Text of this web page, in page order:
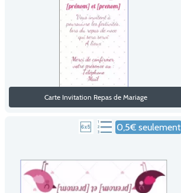
Carte Invitation Repas de Mariage
0,5€ seulement